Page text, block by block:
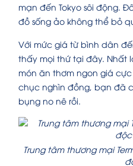
mạn đến Tokyo sôi động.
đồ sống ảo không thể bỏ
Với mức giá từ bình dân
thấy mọi thứ tại đây. Nhất
món ăn thơm ngon giá
chục nghìn đồng, bạn đã
bụng no nê rồi.
Trung tâm thương mại